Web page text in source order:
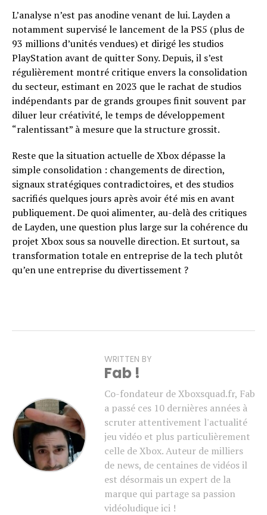
L’analyse n’est pas anodine venant de lui. Layden a
notamment supervisé le lancement de la PS5 (plus de
93 millions d’unités vendues) et dirigé les studios
PlayStation avant de quitter Sony. Depuis, il s’est
régulièrement montré critique envers la consolidation
du secteur, estimant en 2023 que le rachat de studios
indépendants par de grands groupes finit souvent par
diluer leur créativité, le temps de développement
“ralentissant” à mesure que la structure grossit.
Reste que la situation actuelle de Xbox dépasse la
simple consolidation : changements de direction,
signaux stratégiques contradictoires, et des studios
sacrifiés quelques jours après avoir été mis en avant
publiquement. De quoi alimenter, au-delà des critiques
de Layden, une question plus large sur la cohérence du
projet Xbox sous sa nouvelle direction. Et surtout, sa
transformation totale en entreprise de la tech plutôt
qu’en une entreprise du divertissement ?
WRITTEN BY
Fab !
Co-fondateur de Xboxsquad.fr, Fab
a passé ces 10 dernières années à
scruter attentivement l'actualité
jeu vidéo et plus particulièrement
celle de Xbox. Auteur de milliers
de news, de centaines de vidéos il
est désormais un expert de la
marque qui partage sa passion
vidéoludique ici !